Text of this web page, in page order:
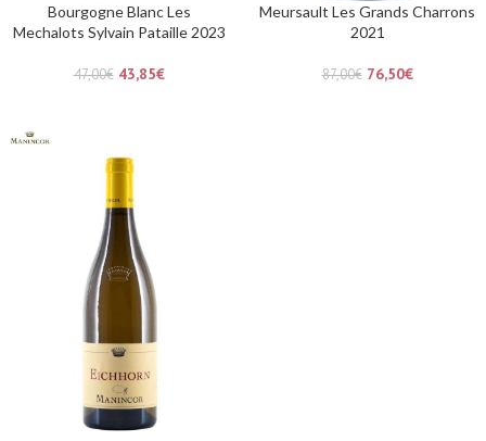
Bourgogne Blanc Les
Mechalots Sylvain Pataille 2023
47,00€ 43,85€
Meursault Les Grands Charrons
2021
87,00€ 76,50€